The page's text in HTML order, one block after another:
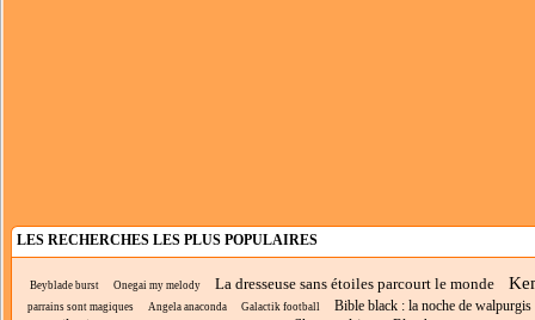
LES RECHERCHES LES PLUS POPULAIRES
Beyblade burst Onegai my melody La dresseuse sans étoiles parcourt le monde
parrains sont magiques Angela anaconda Galactik football
Bible black : la noche de walpurgis